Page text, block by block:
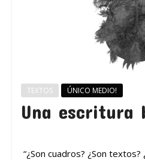
TEXTOS ÚNICO MEDIO!
Una escritura
“¿Son cuadros? ¿Son